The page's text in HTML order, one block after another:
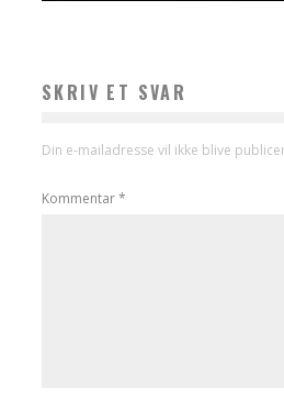
SKRIV ET SVAR
Din e-mailadresse vil ikke blive
Kommentar*